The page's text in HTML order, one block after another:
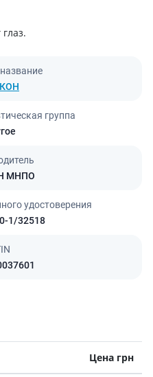
группа
МНПО
удостоверения
1/32518
Цена грн